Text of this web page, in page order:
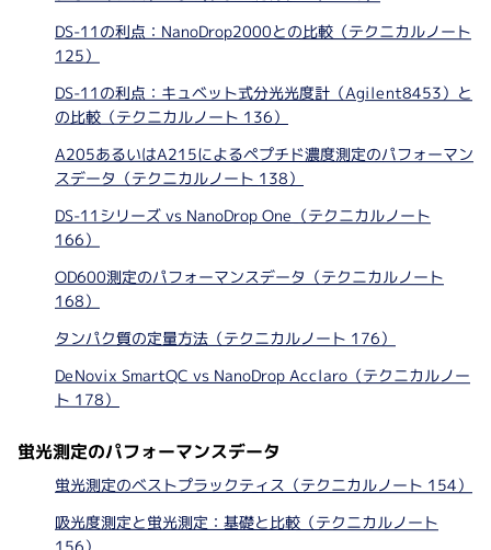
DS-11の利点：NanoDrop2000との比較（テクニカルノート
125）
DS-11の利点：キュベット式分光光度計（Agilent8453）と
の比較（テクニカルノート 136）
A205あるいはA215によるペプチド濃度測定のパフォーマン
スデータ（テクニカルノート 138）
DS-11シリーズ vs NanoDrop One（テクニカルノート
166）
OD600測定のパフォーマンスデータ（テクニカルノート
168）
タンパク質の定量方法（テクニカルノート 176）
DeNovix SmartQC vs NanoDrop Acclaro（テクニカルノー
ト 178）
蛍光測定のパフォーマンスデータ
蛍光測定のベストプラックティス（テクニカルノート 154）
吸光度測定と蛍光測定：基礎と比較（テクニカルノート
156）